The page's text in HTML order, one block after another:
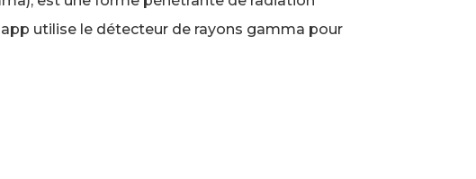
utilise le détecteur de rayons gamma pour